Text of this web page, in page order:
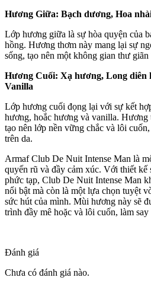
Hương Giữa: Bạch dương, Hoa
Lớp hương giữa là sự hòa quyện của
hồng. Hương thơm này mang lại sự
sống, tạo nên một không gian thư giãn
Hương Cuối: Xạ hương, Long diên
Vanilla
Lớp hương cuối đọng lại với sự kết
hương, hoắc hương và vanilla. Hương
tạo nên lớp nền vững chắc và lôi
trên da.
Armaf Club De Nuit Intense Man là
quyến rũ và đầy cảm xúc. Với thiết kế
phức tạp, Club De Nuit Intense Man
nổi bật mà còn là một lựa chọn tuyệt
sức hút của mình. Mùi hương này sẽ
trình đầy mê hoặc và lôi cuốn, làm
Đánh giá
Chưa có đánh giá nào.